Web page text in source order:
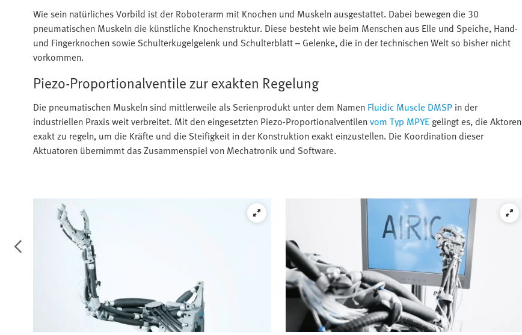
Wie sein natürliches Vorbild ist der Roboterarm mit Knochen und Muskeln ausgestattet. Dabei bewegen die 30
pneumatischen Muskeln die künstliche Knochenstruktur. Diese besteht wie beim Menschen aus Elle und Speiche, Hand-
und Fingerknochen sowie Schulterkugelgelenk und Schulterblatt – Gelenke, die in der technischen Welt so bisher nicht
vorkommen.
Piezo-Proportionalventile zur exakten Regelung
Die pneumatischen Muskeln sind mittlerweile als Serienprodukt unter dem Namen Fluidic Muscle DMSP in der
industriellen Praxis weit verbreitet. Mit den eingesetzten Piezo-Proportionalventilenvom Typ MPYE gelingt es, die Aktoren
exakt zu regeln, um die Kräfte und die Steifigkeit in der Konstruktion exakt einzustellen. Die Koordination dieser
Aktuatoren übernimmt das Zusammenspiel von Mechatronik und Software.